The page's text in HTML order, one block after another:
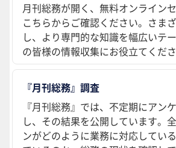
月刊総務が開く、無料オンライン
こちらからご確認ください。さま
し、より専門的な知識を幅広いテ
の皆様の情報収集にお役立てくださ
『月刊総務』調査
『月刊総務』では、不定期にアン
し、その結果を公開しています。
ンがどのように業務に対応してい